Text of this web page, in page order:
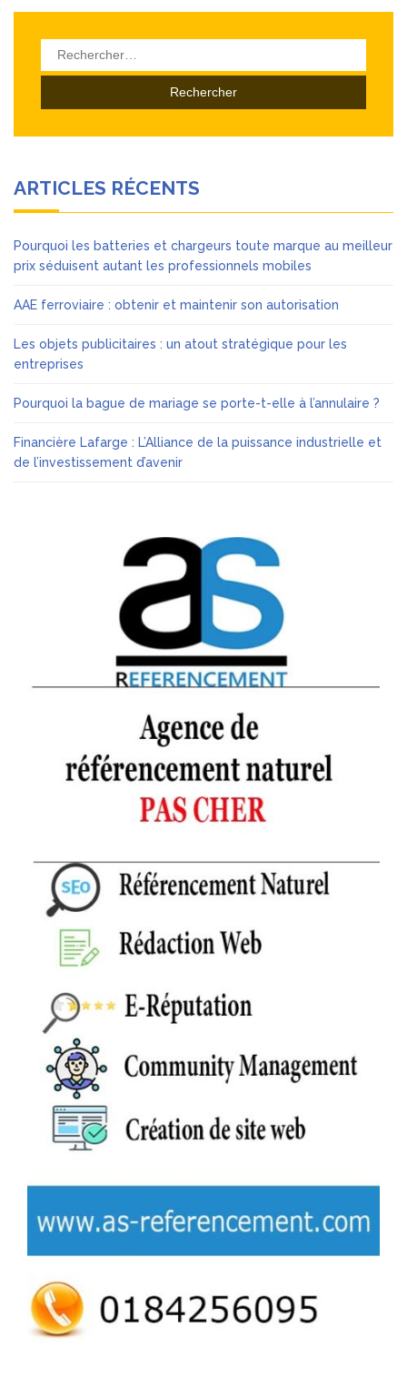
Rechercher :
ARTICLES RÉCENTS
Pourquoi les batteries et chargeurs toute marque au meilleur
prix séduisent autant les professionnels mobiles
AAE ferroviaire : obtenir et maintenir son autorisation
Les objets publicitaires : un atout stratégique pour les
entreprises
Pourquoi la bague de mariage se porte-t-elle à l’annulaire ?
Financière Lafarge : L’Alliance de la puissance industrielle et
de l’investissement d’avenir